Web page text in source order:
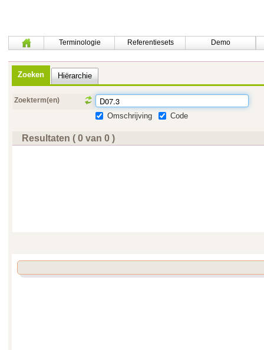
Terminologie Referentiesets Demo
Zoeken Hiërarchie
Zoekterm(en)
Omschrijving Code
Resultaten ( 0 van 0 )